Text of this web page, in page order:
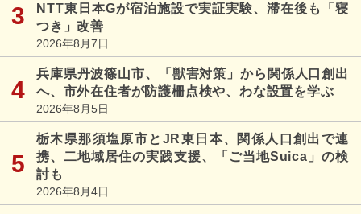
NTT東日本Gが宿泊施設で実証実験、滞在後も「寝
つき」改善
2026年8月7日
兵庫県丹波篠山市、「獣害対策」から関係人口創出
へ、市外在住者が防護柵点検や、わな設置を学ぶ
2026年8月5日
栃木県那須塩原市とJR東日本、関係人口創出で連
携、二地域居住の実践支援、「ご当地Suica」の検
討も
2026年8月4日